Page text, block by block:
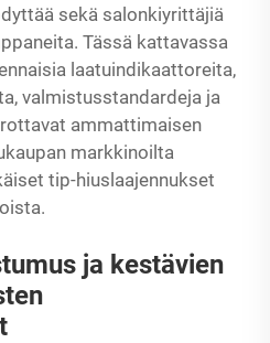
sekä salonkiyrittäjiä
Tässä kattavassa
laatuindikaattoreita,
valmistusstandardeja ja
ammattimaisen
markkinoilta
tip-hiuslaajennukset
ja kestävien